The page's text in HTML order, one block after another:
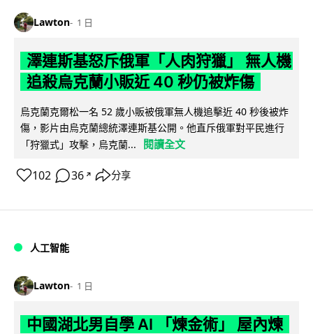
Lawton 1 日
澤連斯基怒斥俄軍「人肉狩獵」 無人機
追殺烏克蘭小販近 40 秒仍被炸傷
烏克蘭克爾松一名 52 歲小販被俄軍無人機追擊近 40 秒後被炸
傷，影片由烏克蘭總統澤連斯基公開。他直斥俄軍對平民進行
「狩獵式」攻擊，烏克蘭...
閱讀全文
102 36 ↗ 分享
人工智能
Lawton 1 日
中國湖北男自學 AI 「煉金術」 屋內煉